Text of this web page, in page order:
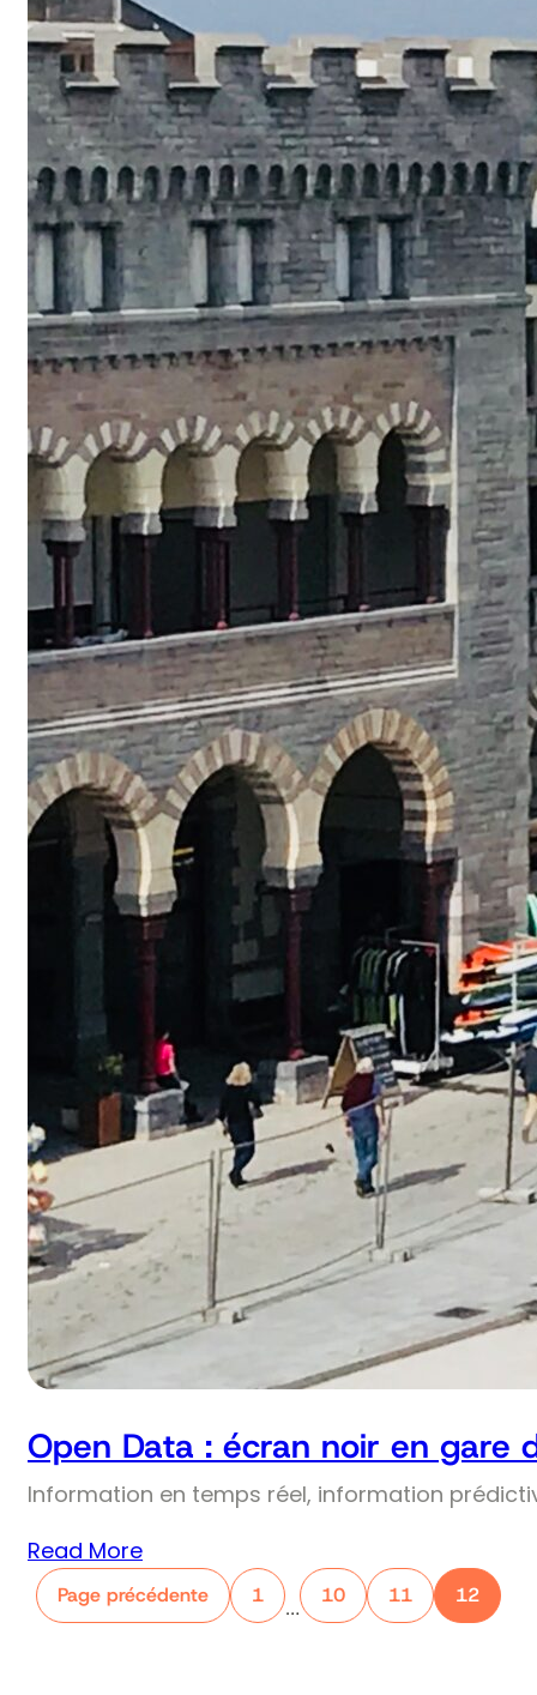
Open Data : écran noir en gare
Information en temps réel, information
Read More
Page précédente 1
…
10 11 12